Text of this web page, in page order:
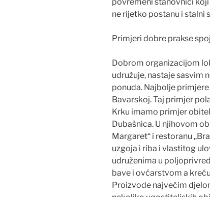
povremeni stanovnici koji
ne rijetko postanu i stalni
Primjeri dobre prakse
Dobrom organizacijom
udružuje, nastaje sasvim
ponuda. Najbolje
Bavarskoj. Taj primjer
Krku imamo primjer
Dubašnica. U njihovom
Margaret“ i restoranu
uzgoja i riba i vlastitog
udruženima u
bave i ovčarstvom a
Proizvode najvećim